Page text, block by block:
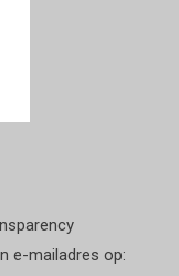
e-mailadres op: